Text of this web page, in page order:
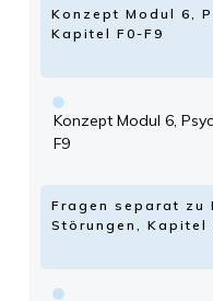
Konzept Modul 6,
Kapitel F0-F9
Konzept Modul 6,
F9
Fragen separat zu
Störungen, Kapitel